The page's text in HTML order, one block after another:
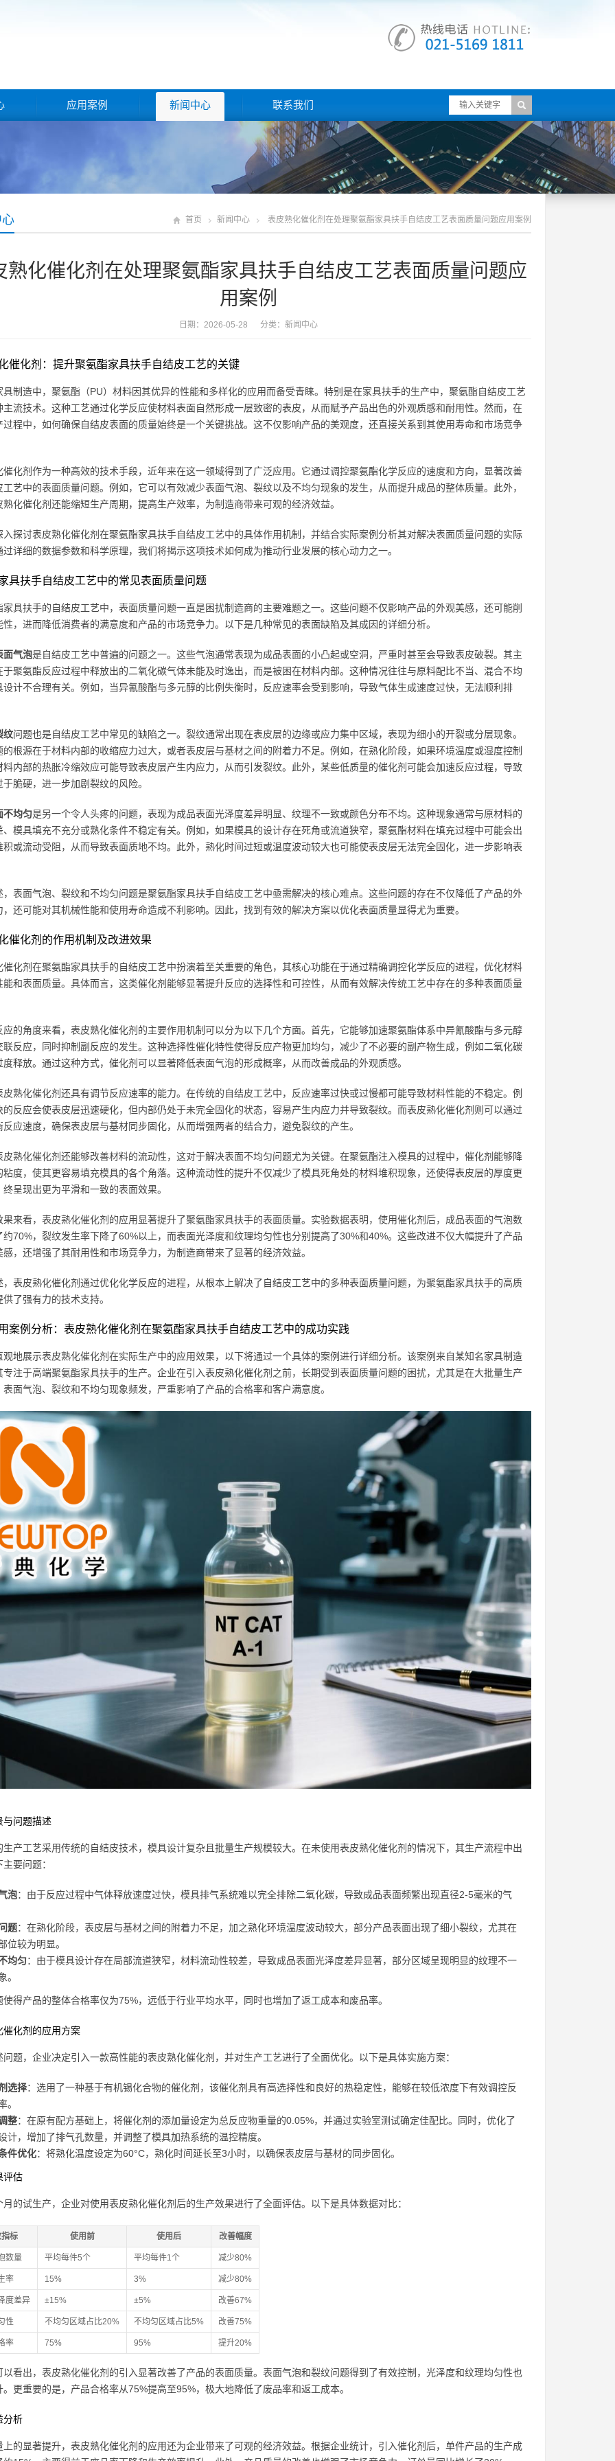
应用案例 新闻中心 联系我们
首页 新闻中心 表皮熟化催化剂在处理聚氨酯家具扶手自结皮工艺表面质量问题应用案例
熟化催化剂在处理聚氨酯家具扶手自结皮工艺表面质量问题应
用案例
日期：2026-05-28 分类： 新闻中心
催化剂：提升聚氨酯家具扶手自结皮工艺的关键
具制造中，聚氨酯（PU）材料因其优异的性能和多样化的应用而备受青睐。特别是在家具扶手的生产中，聚氨酯自结皮工艺
主流技术。这种工艺通过化学反应使材料表面自然形成一层致密的表皮，从而赋予产品出色的外观质感和耐用性。然而，在
过程中，如何确保自结皮表面的质量始终是一个关键挑战。这不仅影响产品的美观度，还直接关系到其使用寿命和市场竞争
催化剂作为一种高效的技术手段，近年来在这一领域得到了广泛应用。它通过调控聚氨酯化学反应的速度和方向，显著改善
工艺中的表面质量问题。例如，它可以有效减少表面气泡、裂纹以及不均匀现象的发生，从而提升成品的整体质量。此外，
熟化催化剂还能缩短生产周期，提高生产效率，为制造商带来可观的经济效益。
入探讨表皮熟化催化剂在聚氨酯家具扶手自结皮工艺中的具体作用机制，并结合实际案例分析其对解决表面质量问题的实际
过详细的数据参数和科学原理，我们将揭示这项技术如何成为推动行业发展的核心动力之一。
具扶手自结皮工艺中的常见表面质量问题
家具扶手的自结皮工艺中，表面质量问题一直是困扰制造商的主要难题之一。这些问题不仅影响产品的外观美感，还可能削
性，进而降低消费者的满意度和产品的市场竞争力。以下是几种常见的表面缺陷及其成因的详细分析。
面气泡是自结皮工艺中普遍的问题之一。这些气泡通常表现为成品表面的小凸起或空洞，严重时甚至会导致表皮破裂。其主
于聚氨酯反应过程中释放出的二氧化碳气体未能及时逸出，而是被困在材料内部。这种情况往往与原料配比不当、混合不均
设计不合理有关。例如，当异氰酸酯与多元醇的比例失衡时，反应速率会受到影响，导致气体生成速度过快，无法顺利排
纹问题也是自结皮工艺中常见的缺陷之一。裂纹通常出现在表皮层的边缘或应力集中区域，表现为细小的开裂或分层现象。
的根源在于材料内部的收缩应力过大，或者表皮层与基材之间的附着力不足。例如，在熟化阶段，如果环境温度或湿度控制
料内部的热胀冷缩效应可能导致表皮层产生内应力，从而引发裂纹。此外，某些低质量的催化剂可能会加速反应过程，导致
脆硬，进一步加剧裂纹的风险。
不均匀是另一个令人头疼的问题，表现为成品表面光泽度差异明显、纹理不一致或颜色分布不均。这种现象通常与原材料的
、模具填充不充分或熟化条件不稳定有关。例如，如果模具的设计存在死角或流道狭窄，聚氨酯材料在填充过程中可能会出
积或流动受阻，从而导致表面质地不均。此外，熟化时间过短或温度波动较大也可能使表皮层无法完全固化，进一步影响表
，表面气泡、裂纹和不均匀问题是聚氨酯家具扶手自结皮工艺中亟需解决的核心难点。这些问题的存在不仅降低了产品的外
，还可能对其机械性能和使用寿命造成不利影响。因此，找到有效的解决方案以优化表面质量显得尤为重要。
催化剂的作用机制及改进效果
催化剂在聚氨酯家具扶手的自结皮工艺中扮演着至关重要的角色，其核心功能在于通过精确调控化学反应的进程，优化材料
能和表面质量。具体而言，这类催化剂能够显著提升反应的选择性和可控性，从而有效解决传统工艺中存在的多种表面质量
应的角度来看，表皮熟化催化剂的主要作用机制可以分为以下几个方面。首先，它能够加速聚氨酯体系中异氰酸酯与多元醇
联反应，同时抑制副反应的发生。这种选择性催化特性使得反应产物更加均匀，减少了不必要的副产物生成，例如二氧化碳
度释放。通过这种方式，催化剂可以显著降低表面气泡的形成概率，从而改善成品的外观质感。
皮熟化催化剂还具有调节反应速率的能力。在传统的自结皮工艺中，反应速率过快或过慢都可能导致材料性能的不稳定。例
的反应会使表皮层迅速硬化，但内部仍处于未完全固化的状态，容易产生内应力并导致裂纹。而表皮熟化催化剂则可以通过
反应速度，确保表皮层与基材同步固化，从而增强两者的结合力，避免裂纹的产生。
皮熟化催化剂还能够改善材料的流动性，这对于解决表面不均匀问题尤为关键。在聚氨酯注入模具的过程中，催化剂能够降
粘度，使其更容易填充模具的各个角落。这种流动性的提升不仅减少了模具死角处的材料堆积现象，还使得表皮层的厚度更
呈现出更为平滑和一致的表面效果。
果来看，表皮熟化催化剂的应用显著提升了聚氨酯家具扶手的表面质量。实验数据表明，使用催化剂后，成品表面的气泡数
约70%，裂纹发生率下降了60%以上，而表面光泽度和纹理均匀性也分别提高了30%和40%。这些改进不仅大幅提升了产品
感，还增强了其耐用性和市场竞争力，为制造商带来了显著的经济效益。
，表皮熟化催化剂通过优化化学反应的进程，从根本上解决了自结皮工艺中的多种表面质量问题，为聚氨酯家具扶手的高质
了强有力的技术支持。
案例分析：表皮熟化催化剂在聚氨酯家具扶手自结皮工艺中的成功实践
观地展示表皮熟化催化剂在实际生产中的应用效果，以下将通过一个具体的案例进行详细分析。该案例来自某知名家具制造
专注于高端聚氨酯家具扶手的生产。企业在引入表皮熟化催化剂之前，长期受到表面质量问题的困扰，尤其是在大批量生产
表面气泡、裂纹和不均匀现象频发，严重影响了产品的合格率和客户满意度。
与问题描述
生产工艺采用传统的自结皮技术，模具设计复杂且批量生产规模较大。在未使用表皮熟化催化剂的情况下，其生产流程中出
要问题：
泡：由于反应过程中气体释放速度过快，模具排气系统难以完全排除二氧化碳，导致成品表面频繁出现直径2-5毫米的气
题：在熟化阶段，表皮层与基材之间的附着力不足，加之熟化环境温度波动较大，部分产品表面出现了细小裂纹，尤其在
位较为明显。
均匀：由于模具设计存在局部流道狭窄，材料流动性较差，导致成品表面光泽度差异显著，部分区域呈现明显的纹理不一
。
使得产品的整体合格率仅为75%，远低于行业平均水平，同时也增加了返工成本和废品率。
催化剂的应用方案
问题，企业决定引入一款高性能的表皮熟化催化剂，并对生产工艺进行了全面优化。以下是具体实施方案：
选择：选用了一种基于有机锡化合物的催化剂，该催化剂具有高选择性和良好的热稳定性，能够在较低浓度下有效调控反
。
整：在原有配方基础上，将催化剂的添加量设定为总反应物重量的0.05%，并通过实验室测试确定佳配比。同时，优化了
计，增加了排气孔数量，并调整了模具加热系统的温控精度。
件优化：将熟化温度设定为60°C，熟化时间延长至3小时，以确保表皮层与基材的同步固化。
评估
月的试生产，企业对使用表皮熟化催化剂后的生产效果进行了全面评估。以下是具体数据对比：
标 使用前 使用后 改善幅度
数量 平均每件5个 平均每件1个 减少80%
率 15% 3% 减少80%
度差异 ±15% ±5% 改善67%
性 不均匀区域占比20% 不均匀区域占比5% 改善75%
率 75% 95% 提升20%
以看出，表皮熟化催化剂的引入显著改善了产品的表面质量。表面气泡和裂纹问题得到了有效控制，光泽度和纹理均匀性也
。更重要的是，产品合格率从75%提高至95%，极大地降低了废品率和返工成本。
分析
上的显著提升，表皮熟化催化剂的应用还为企业带来了可观的经济效益。根据企业统计，引入催化剂后，单件产品的生产成